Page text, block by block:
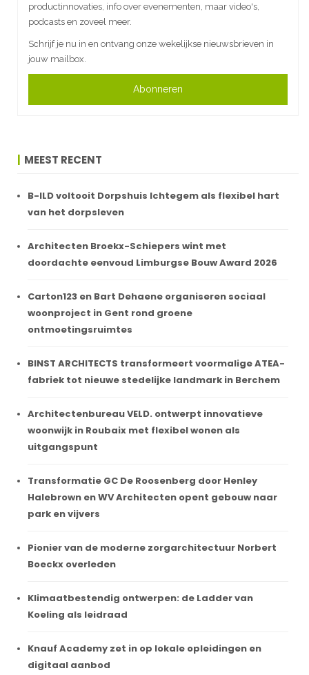
productinnovaties, info over evenementen, maar video's,
podcasts en zoveel meer.
Schrijf je nu in en ontvang onze wekelijkse nieuwsbrieven in
jouw mailbox.
Abonneren
MEEST RECENT
B-ILD voltooit Dorpshuis Ichtegem als flexibel hart
van het dorpsleven
Architecten Broekx-Schiepers wint met
doordachte eenvoud Limburgse Bouw Award 2026
Carton123 en Bart Dehaene organiseren sociaal
woonproject in Gent rond groene
ontmoetingsruimtes
BINST ARCHITECTS transformeert voormalige ATEA-
fabriek tot nieuwe stedelijke landmark in Berchem
Architectenbureau VELD. ontwerpt innovatieve
woonwijk in Roubaix met flexibel wonen als
uitgangspunt
Transformatie GC De Roosenberg door Henley
Halebrown en WV Architecten opent gebouw naar
park en vijvers
Pionier van de moderne zorgarchitectuur Norbert
Boeckx overleden
Klimaatbestendig ontwerpen: de Ladder van
Koeling als leidraad
Knauf Academy zet in op lokale opleidingen en
digitaal aanbod